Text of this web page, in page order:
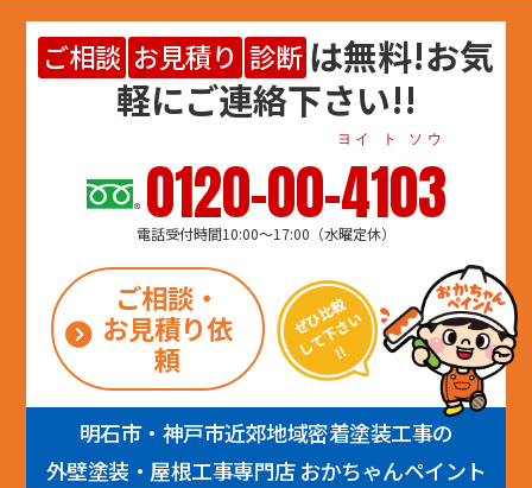
ご相談 お見積り 診断 は無料!お気
軽にご連絡下さい!!
0120-00-4103
ヨイ ト ソウ
電話受付時間10:00～17:00（水曜定休）
ご相談・
お見積り依
頼
明石市・神戸市近郊地域密着塗装工事の
外壁塗装・屋根工事専門店 おかちゃんペイント